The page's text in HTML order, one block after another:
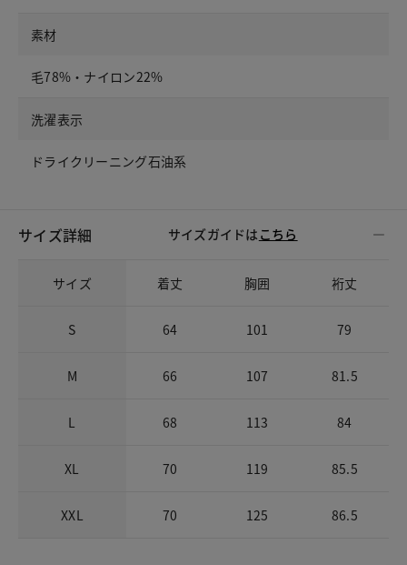
素材
毛78%・ナイロン22%
洗濯表示
ドライクリーニング石油系
サイズ詳細 サイズガイドは こちら
サイズ 着丈 胸囲 裄丈
S 64 101 79
M 66 107 81.5
L 68 113 84
XL 70 119 85.5
XXL 70 125 86.5